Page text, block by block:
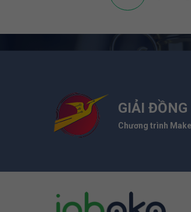
GIẢI ĐỒNG
Chương trình